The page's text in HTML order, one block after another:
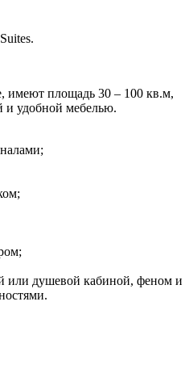
имеют площадь 30 – 100 кв.м,
и удобной мебелью.
или душевой кабиной, феном и